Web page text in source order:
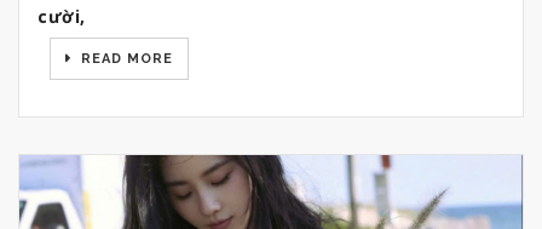
cười,
READ MORE